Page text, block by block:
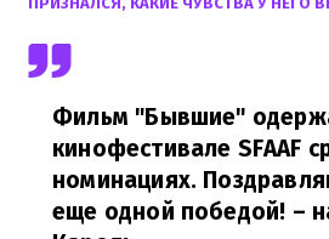
Фильм "Бывшие"
кинофестивале SFAAF
номинациях.
еще одной победой! –